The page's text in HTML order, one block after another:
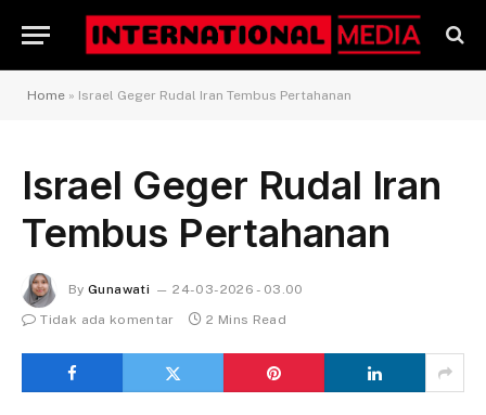
Home » Israel Geger Rudal Iran Tembus Pertahanan
Israel Geger Rudal Iran
Tembus Pertahanan
By Gunawati
24-03-2026 - 03.00
Tidak ada komentar
2 Mins Read